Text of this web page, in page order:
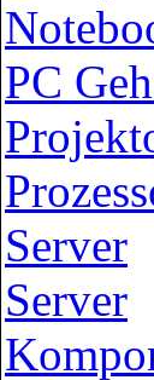
PC
Server
Server